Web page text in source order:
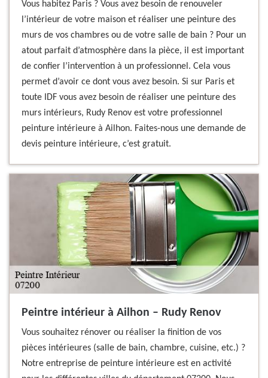
Vous habitez Paris ? Vous avez besoin de renouveler
l’intérieur de votre maison et réaliser une peinture des
murs de vos chambres ou de votre salle de bain ? Pour un
atout parfait d’atmosphère dans la pièce, il est important
de confier l’intervention à un professionnel. Cela vous
permet d’avoir ce dont vous avez besoin. Si sur Paris et
toute IDF vous avez besoin de réaliser une peinture des
murs intérieurs, Rudy Renov est votre professionnel
peinture intérieure à Ailhon. Faites-nous une demande de
devis peinture intérieure, c’est gratuit.
Peintre intérieur à Ailhon – Rudy Renov
Vous souhaitez rénover ou réaliser la finition de vos
pièces intérieures (salle de bain, chambre, cuisine, etc.) ?
Notre entreprise de peinture intérieure est en activité